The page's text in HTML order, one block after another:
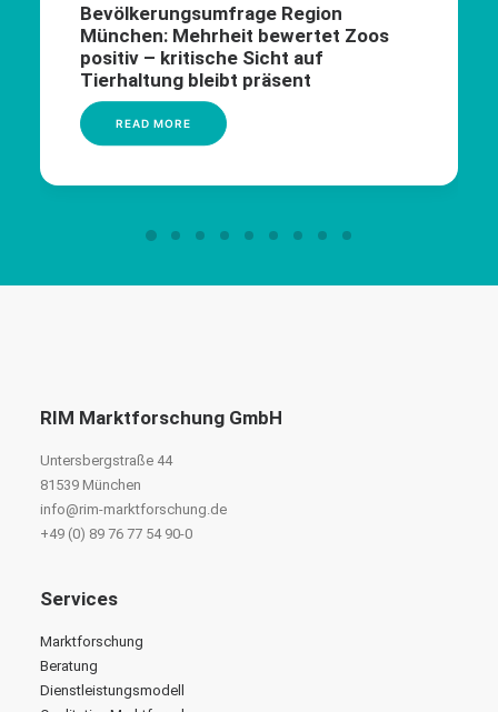
Bevölkerungsumfrage Region
München: Mehrheit bewertet Zoos
positiv – kritische Sicht auf
Tierhaltung bleibt präsent
READ MORE
RIM Marktforschung GmbH
Untersbergstraße 44
81539 München
info@rim-marktforschung.de
+49 (0) 89 76 77 54 90-0
Services
Marktforschung
Beratung
Dienstleistungsmodell